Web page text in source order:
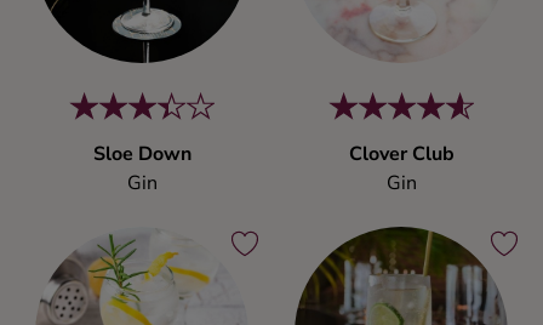
Sloe Down
Gin
Clover Club
Gin